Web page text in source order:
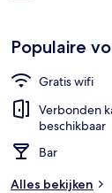
Populaire
Gratis wifi
Verbonden
beschikbaar
Bar
Alles bekijken